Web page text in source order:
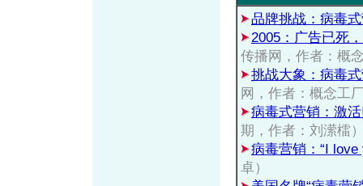
品牌挑战：病毒
2005：广告已死
传播网，作者：概
挑战大象：病毒
网，作者：概念工
病毒式营销：激
期，作者：刘潆檑
病毒营销：“I love
卓）